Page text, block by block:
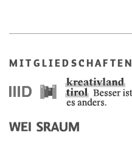
MITGLIEDSCHAFTEN